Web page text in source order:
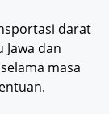
darat
dan
masa